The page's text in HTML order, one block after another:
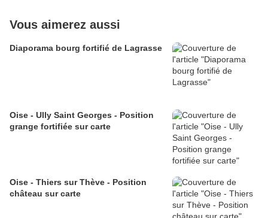
Vous aimerez aussi
Diaporama bourg fortifié de Lagrasse
Oise - Ully Saint Georges - Position
grange fortifiée sur carte
Oise - Thiers sur Thève - Position
château sur carte